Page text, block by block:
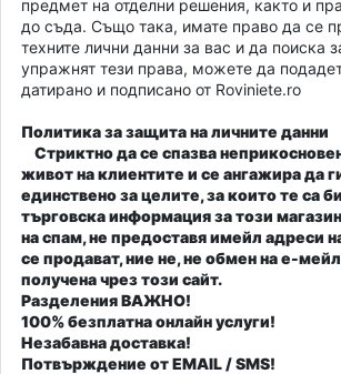
предмет на отделни решения, както и
до съда. Също така, имате право да се
техните лични данни за вас и да поиска
упражнят тези права, можете да
датирано и подписано от Roviniete.ro
Политика за защита на личните данни
Стриктно да се спазва
живот на клиентите и се ангажира да
единствено за целите, за които те са
търговска информация за този
на спам, не предоставя имейл адреси
се продават, ние не, не обмен на е-
получена чрез този сайт.
РазделенияВАЖНО!
100% безплатна онлайн услуги!
Незабавна доставка!
Потвърждение от EMAIL / SMS!